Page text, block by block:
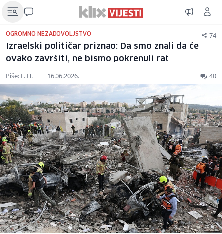
OGROMNO NEZADOVOLJSTVO 74
Izraelski političar priznao: Da smo znali da će
ovako završiti, ne bismo pokrenuli rat
Piše: F. H. | 16.06.2026. 40